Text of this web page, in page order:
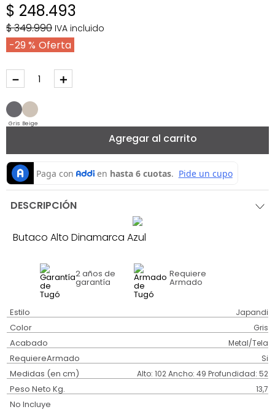
$ 248.493
$349.990 IVA incluido
29 %
＋
－
Gris Beige
Agregar al carrito
DESCRIPCIÓN
Butaco Alto Dinamarca Azul
2 años de
garantía
Requiere
Armado
Estilo Japandi
Color Gris
Acabado Metal/Tela
RequiereArmado Si
Medidas (en cm) Alto: 102 Ancho: 49 Profundidad: 52
Peso Neto Kg. 13,7
No Incluye